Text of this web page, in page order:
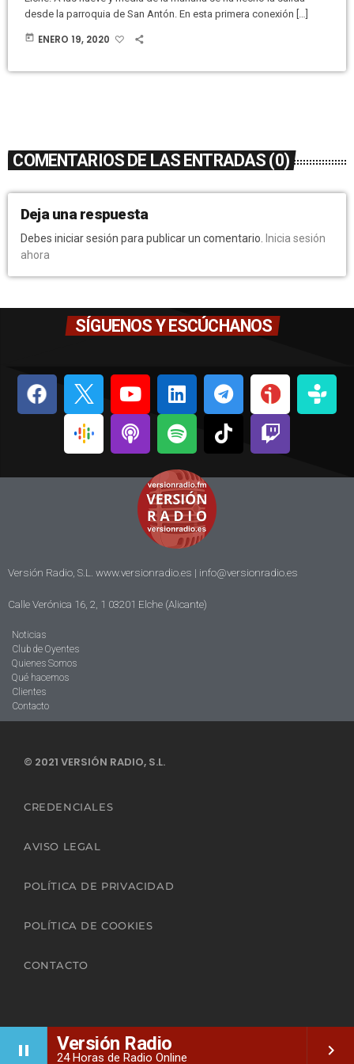
pause Versión Radio
24 Horas de Radio Online keyboard_arrow_right
desde la parroquia de San Antón. En esta primera conexión […]
today ENERO 19, 2020
COMENTARIOS DE LAS ENTRADAS (0)
Deja una respuesta
Debes iniciar sesión para publicar un comentario.
Inicia sesión
ahora
SÍGUENOS Y ESCÚCHANOS
Versión Radio, S.L. www.versionradio.es | info@versionradio.es
Calle Verónica 16, 2, 1 03201 Elche (Alicante)
Noticias
Club de Oyentes
Quienes Somos
Qué hacemos
Clientes
Contacto
© 2021 VERSIÓN RADIO, S.L.
CREDENCIALES
AVISO LEGAL
POLÍTICA DE PRIVACIDAD
POLÍTICA DE COOKIES
CONTACTO